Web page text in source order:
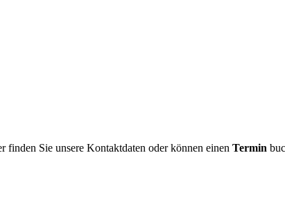
finden Sie unsere Kontaktdaten oder können einen Termin